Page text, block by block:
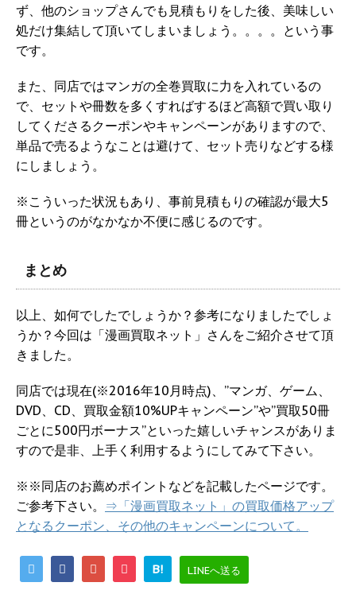
ず、他のショップさんでも見積もりをした後、美味しい
処だけ集結して頂いてしまいましょう。。。。という事
です。
また、同店ではマンガの全巻買取に力を入れているの
で、セットや冊数を多くすればするほど高額で買い取り
してくださるクーポンやキャンペーンがありますので、
単品で売るようなことは避けて、セット売りなどする様
にしましょう。
※こういった状況もあり、事前見積もりの確認が最大5
冊というのがなかなか不便に感じるのです。
まとめ
以上、如何でしたでしょうか？参考になりましたでしょ
うか？今回は「漫画買取ネット」さんをご紹介させて頂
きました。
同店では現在(※2016年10月時点)、”マンガ、ゲーム、
DVD、CD、買取金額10%UPキャンペーン”や”買取50冊
ごとに500円ボーナス”といった嬉しいチャンスがありま
すので是非、上手く利用するようにしてみて下さい。
※※同店のお薦めポイントなどを記載したページです。
ご参考下さい。 ⇒「漫画買取ネット」の買取価格アップ
となるクーポン、その他のキャンペーンについて。
B! LINEへ送る